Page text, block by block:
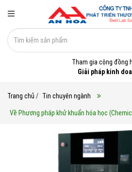
Tham gia cộng đồng
Giải pháp kinh
Trang chủ / Tin chuyên ngành
Về Phương pháp khử khuẩn hóa học